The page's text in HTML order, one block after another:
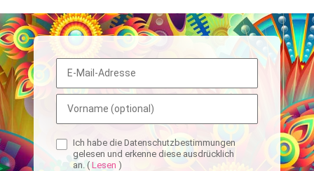
Ich habe die Datenschutzbestimmungen
gelesen und erkenne diese ausdrücklich
an. ( Lesen )